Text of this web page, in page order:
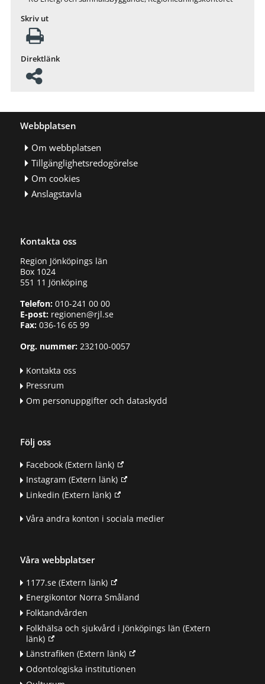
Skriv ut
Direktlänk
Webbplatsen
Om webbplatsen
Tillgänglighetsredogörelse
Om cookies
Anslagstavla
Kontakta oss
Region Jönköpings län
Box 1024
551 11 Jönköping
Telefon:010-241 00 00
E-post:regionen@rjl.se
Fax: 036-16 65 99
Org. nummer:232100-0057
Kontakta oss
Pressrum
Om personuppgifter och dataskydd
Följ oss
Facebook(Extern länk)
Instagram (Extern länk)
Linkedin (Extern länk)
Våra andra konton i sociala medier
Våra webbplatser
1177.se(Extern länk)
Energikontor Norra Småland
Folktandvården
Folkhälsa och sjukvård i Jönköpings län (Extern
länk)
Länstrafiken (Extern länk)
Odontologiska institutionen